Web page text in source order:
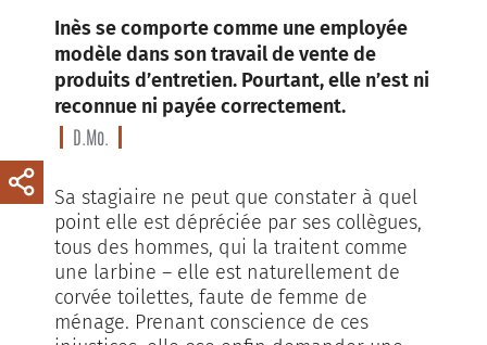
Inès se comporte comme une employée
modèle dans son travail de vente de
produits d’entretien. Pourtant, elle n’est ni
reconnue ni payée correctement.
D.Mo.
Sa stagiaire ne peut que constater à quel
point elle est dépréciée par ses collègues,
tous des hommes, qui la traitent comme
une larbine – elle est naturellement de
corvée toilettes, faute de femme de
ménage. Prenant conscience de ces